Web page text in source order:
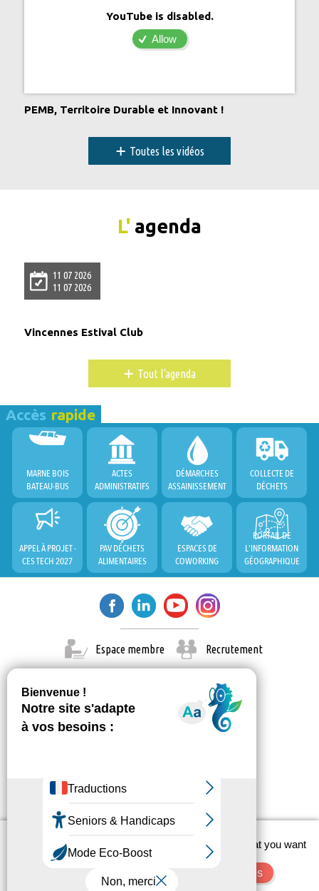
YouTube is disabled.
Allow
PEMB, Territoire Durable et Innovant !
+ Toutes les vidéos
L' agenda
11 07 2026
11 07 2026
Vincennes Estival Club
+ Tout l'agenda
Accès rapide
MARNE BOIS
BATEAU-BUS
ACTES
ADMINISTRATIFS
DÉMARCHES
ASSAINISSEMENT
COLLECTE DE
DÉCHETS
APPEL À PROJET -
CES TECH 2027
PAV DÉCHETS
ALIMENTAIRES
ESPACES DE
COWORKING
PORTAIL DE
L'INFORMATION
GÉOGRAPHIQUE
Espace membre Recrutement
© Paris Est Marne & Bois 2026
Administration
Contact Mentions légales
This site uses cookies and gives you control over what you want
to activate
Deny all cookies